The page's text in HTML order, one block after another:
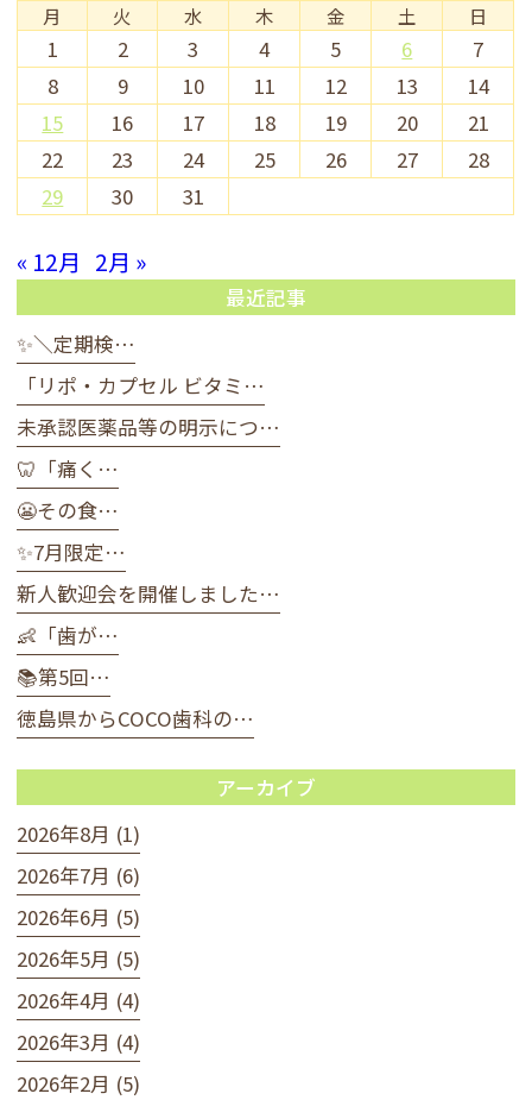
月 火 水 木 金 土 日
1 2 3 4 5 6
7
8
9 10 11 12 13
14
15
16 17 18 19 20
21
22
23 24 25 26 27
28
29
30 31
« 12月 2月 »
最近記事
✨＼定期検…
「リポ・カプセル ビタミ…
未承認医薬品等の明示につ…
🦷「痛く…
😬その食…
✨7月限定…
新人歓迎会を開催しました…
👶「歯が…
📚第5回…
徳島県からCOCO歯科の…
アーカイブ
2026年8月 (1)
2026年7月 (6)
2026年6月 (5)
2026年5月 (5)
2026年4月 (4)
2026年3月 (4)
2026年2月 (5)